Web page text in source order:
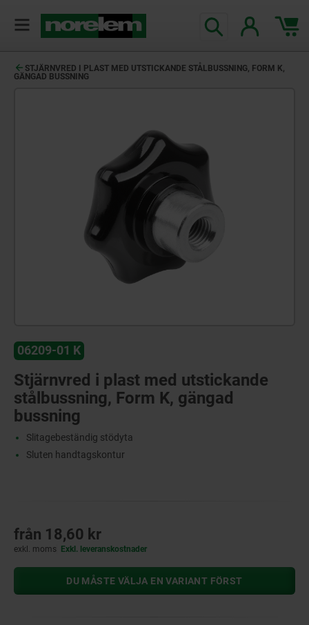
STJÄRNVRED I PLAST MED UTSTICKANDE STÅLBUSSNING, FORM K,
GÄNGAD BUSSNING
06209-01 K
Stjärnvred i plast med utstickande
stålbussning, Form K, gängad
bussning
Slitagebeständig stödyta
Sluten handtagskontur
från 18,60 kr
exkl. moms Exkl. leveranskostnader
DU MÅSTE VÄLJA EN VARIANT FÖRST